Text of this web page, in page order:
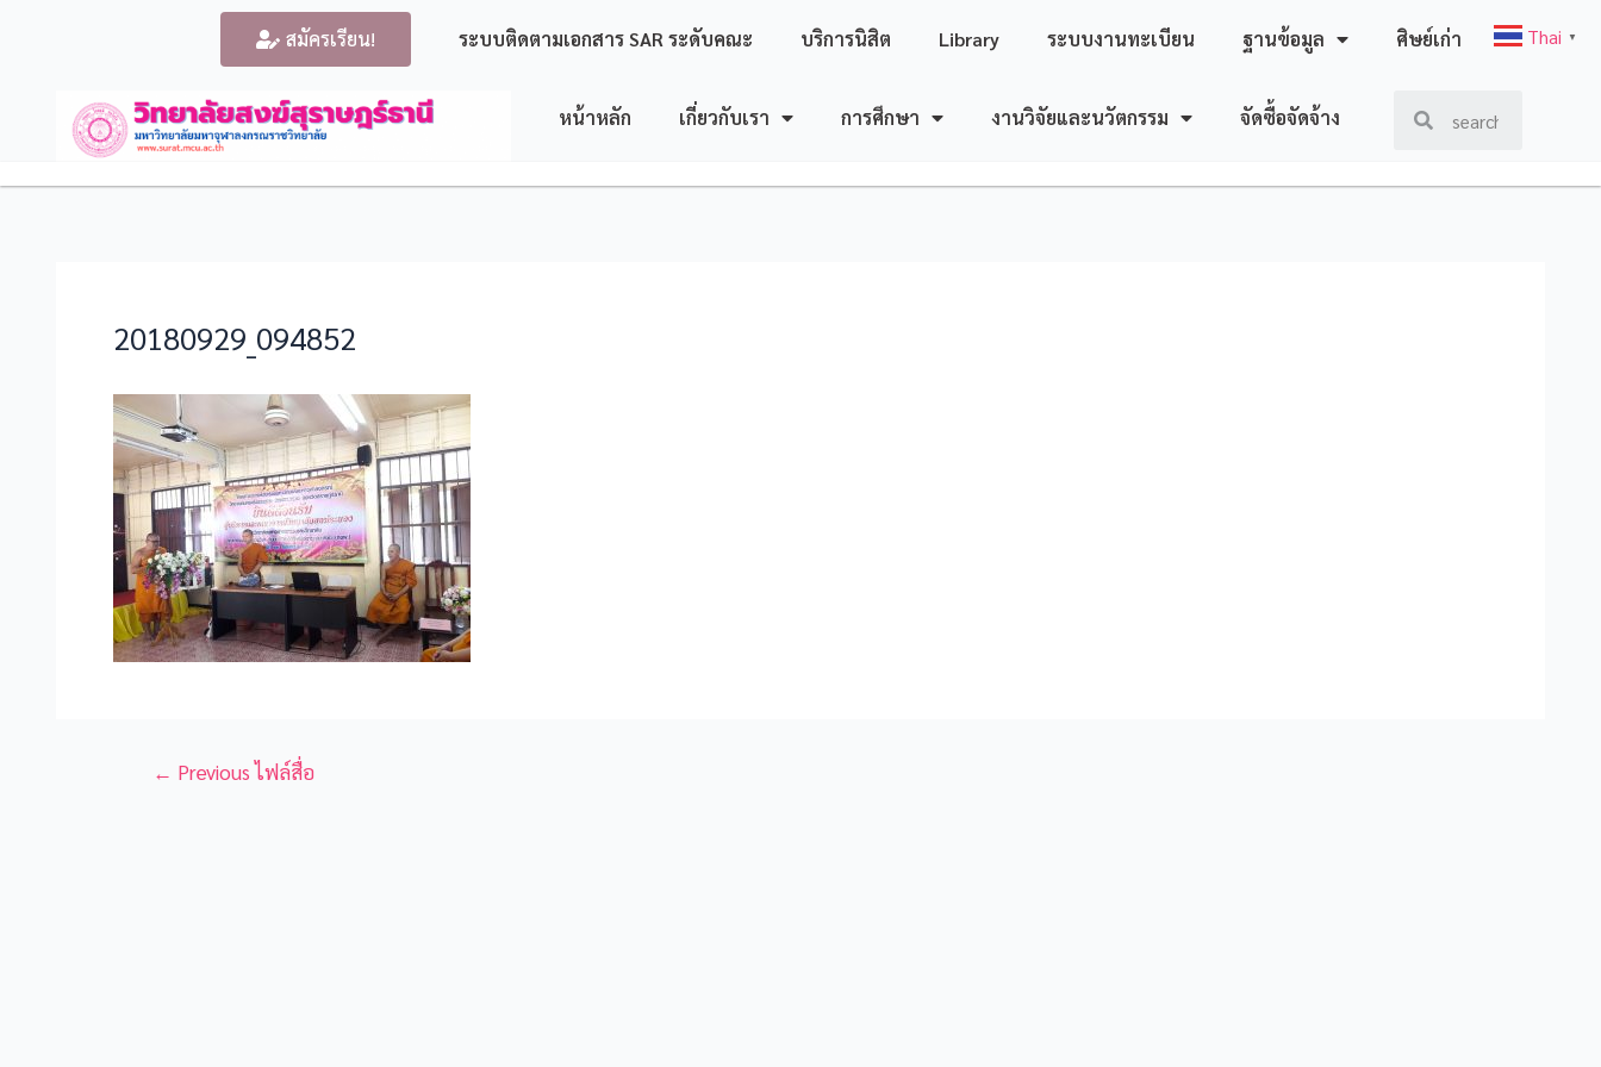
สมัครเรียน! ระบบติดตามเอกสาร SAR ระดับคณะ บริการนิสิต Library ระบบงานทะเบียน ฐานข้อมูล ศิษย์เก่า
หน้าหลัก เกี่ยวกับเรา การศึกษา งานวิจัยและนวัตกรรม จัดซื้อจัดจ้าง
20180929_094852
← Previous ไฟล์สื่อ
Thai ▼